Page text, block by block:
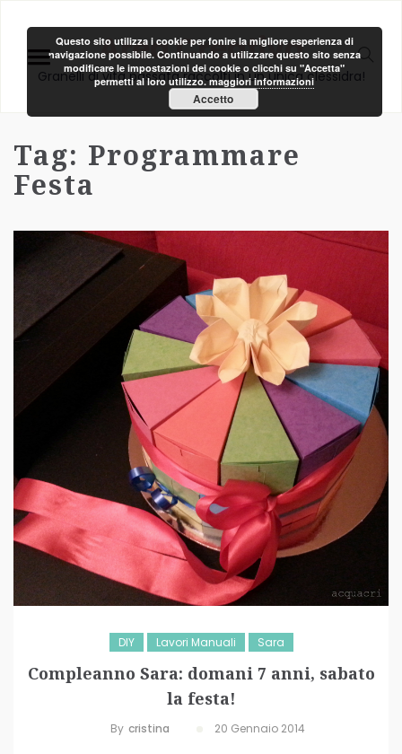
Area Creativa
Granelli di vita passata raccolti in un unica clessidra!
Tag: Programmare
Festa
DIY Lavori Manuali Sara
Compleanno Sara: domani 7 anni, sabato
la festa!
By Cristina 20 Gennaio 2014
Questo sito utilizza i cookie per fonire la migliore esperienza di
navigazione possibile. Continuando a utilizzare questo sito senza
modificare le impostazioni dei cookie o clicchi su "Accetta"
permetti al loro utilizzo.maggiori informazioni
Accetto